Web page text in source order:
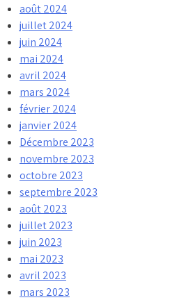
août 2024
juillet 2024
juin 2024
mai 2024
avril 2024
mars 2024
février 2024
janvier 2024
Décembre 2023
novembre 2023
octobre 2023
septembre 2023
août 2023
juillet 2023
juin 2023
mai 2023
avril 2023
mars 2023